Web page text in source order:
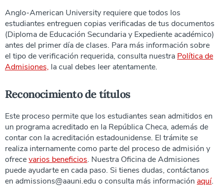
Anglo-American University requiere que todos los
estudiantes entreguen copias verificadas de tus documentos
(Diploma de Educación Secundaria y Expediente académico)
antes del primer día de clases. Para más información sobre
el tipo de verificación requerida, consulta nuestra Política de
Admisiones, la cual debes leer atentamente.
Reconocimiento de títulos
Este proceso permite que los estudiantes sean admitidos en
un programa acreditado en la República Checa, además de
contar con la acreditación estadounidense. El trámite se
realiza internamente como parte del proceso de admisión y
ofrecevarios beneficios. Nuestra Oficina de Admisiones
puede ayudarte en cada paso. Si tienes dudas, contáctanos
en admissions@aauni.edu o consulta más información aquí.